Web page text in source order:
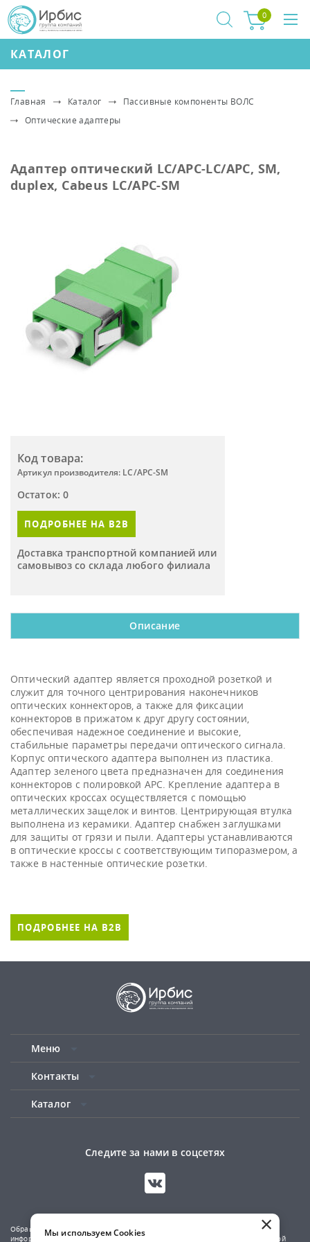
КАТАЛОГ
0
Главная Каталог
Пассивные компоненты ВОЛС
Оптические адаптеры
Адаптер оптический LC/APC-LC/APC, SM,
duplex, Cabeus LC/APC-SM
Код товара:
Артикул производителя: LC/APC-SM
Остаток: 0
ПОДРОБНЕЕ НА B2B
Доставка транспортной компанией или
самовывоз со склада любого филиала
Описание
Оптический адаптер является проходной розеткой и
служит для точного центрирования наконечников
оптических коннекторов, а также для фиксации
коннекторов в прижатом к друг другу состоянии,
обеспечивая надежное соединение и высокие,
стабильные параметры передачи оптического сигнала.
Корпус оптического адаптера выполнен из пластика.
Адаптер зеленого цвета предназначен для соединения
коннекторов с полировкой АРС. Крепление адаптера в
оптических кроссах осуществляется с помощью
металлических защелок и винтов. Центрирующая втулка
выполнена из керамики. Адаптер снабжен заглушками
для защиты от грязи и пыли. Адаптеры устанавливаются
в оптические кроссы с соответствующим типоразмером, а
также в настенные оптические розетки.
ПОДРОБНЕЕ НА B2B
Меню
Контакты
Каталог
Следите за нами в соцсетях
Обращаем ваше внимание на то, что данный сайт носит исключительно
информационный характер и не является публичной офертой, определяемой
×
Мы используем Cookies